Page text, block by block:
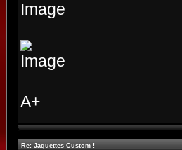
A+
Re: Jaquettes Custom !